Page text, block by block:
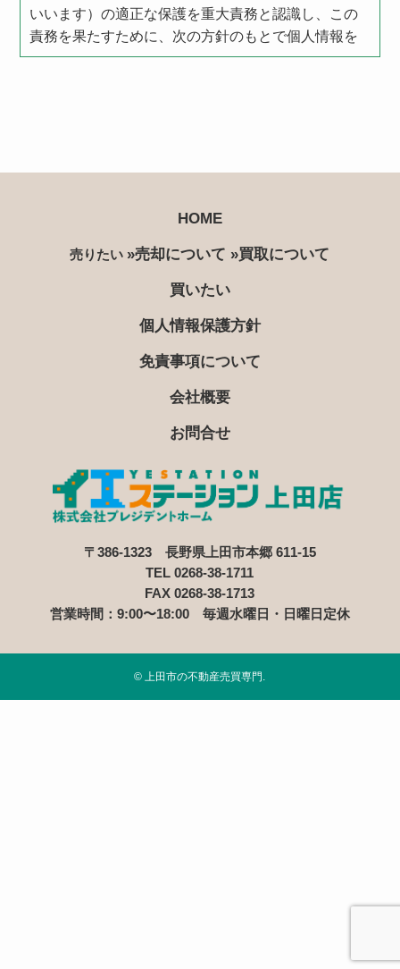
いいます）の適正な保護を重大責務と認識し、この
責務を果たすために、次の方針のもとで個人情報を
取り扱います。
個人情報の取扱いに関する規程を明確にし、従業者
に個人情報を取り扱うように要請します。
知又は公表し、その利用目的に従って個人情報を取
必要な対策を講じて適切な管理を行います。
示、訂正、削除、利用停止の依頼を所定の窓口でお
受けして、誠意をもって対応します。
当社は、お客様との取引やサービスを提供するため
あります。委託する場合には、適正な取扱いを確保
するための契約締結、実施状況の点検などを行いま
す。
3. 第三者への開示・提供
当社は、「2. 個人情報の預託」に記載した外部委託
先への提供の場合及び以下のいずれかに該当する場
合を除き、個人情報を第三者へ開示又は提供しませ
統計的なデータなど本人を識別することができない
HOME
売りたい »売却について »買取について
買いたい
個人情報保護方針
免責事項について
会社概要
お問合せ
〒386-1323 長野県上田市本郷 611-15
TEL 0268-38-1711
FAX 0268-38-1713
営業時間：9:00〜18:00 毎週水曜日・日曜日定休
© 上田市の不動産売買専門.